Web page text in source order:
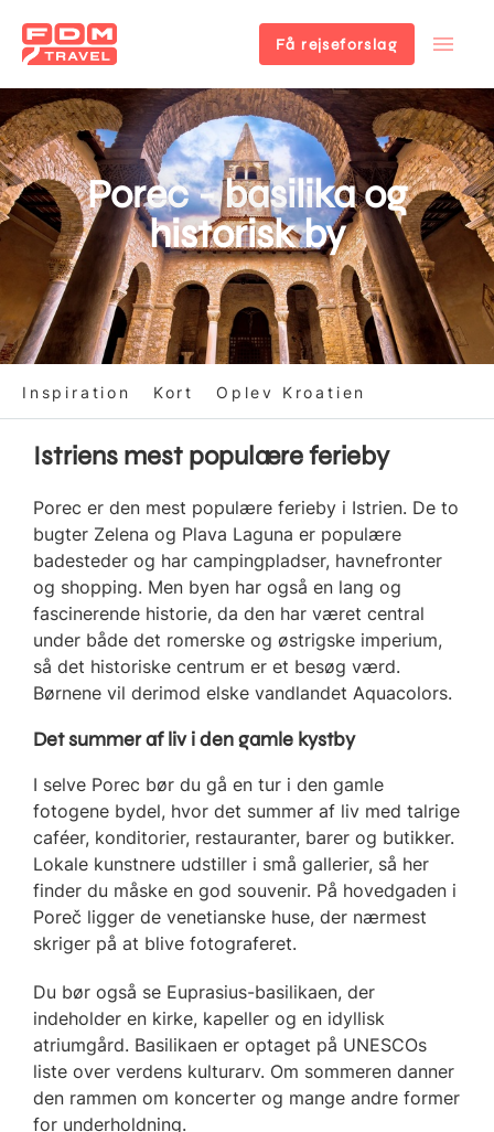
til
hovedindhold
Få rejseforslag
Porec - basilika og
historisk by
Inspiration Kort Oplev Kroatien
Istriens mest populære ferieby
Porec er den mest populære ferieby i Istrien. De to
bugter Zelena og Plava Laguna er populære
badesteder og har campingpladser, havnefronter
og shopping. Men byen har også en lang og
fascinerende historie, da den har været central
under både det romerske og østrigske imperium,
så det historiske centrum er et besøg værd.
Børnene vil derimod elske vandlandet Aquacolors.
Det summer af liv i den gamle kystby
I selve Porec bør du gå en tur i den gamle
fotogene bydel, hvor det summer af liv med talrige
caféer, konditorier, restauranter, barer og butikker.
Lokale kunstnere udstiller i små gallerier, så her
finder du måske en god souvenir. På hovedgaden i
Poreč ligger de venetianske huse, der nærmest
skriger på at blive fotograferet.
Du bør også se Euprasius-basilikaen, der
indeholder en kirke, kapeller og en idyllisk
atriumgård. Basilikaen er optaget på UNESCOs
liste over verdens kulturarv. Om sommeren danner
den rammen om koncerter og mange andre former
for underholdning.